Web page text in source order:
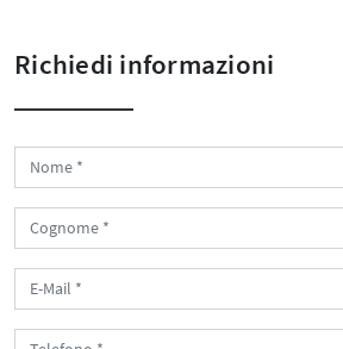
Richiedi informazioni